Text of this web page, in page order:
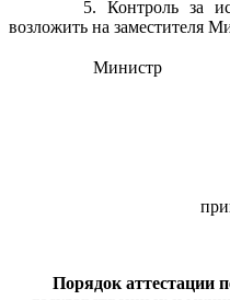
5. Контроль за
возложить на заместителя
Министр
Порядок аттестации